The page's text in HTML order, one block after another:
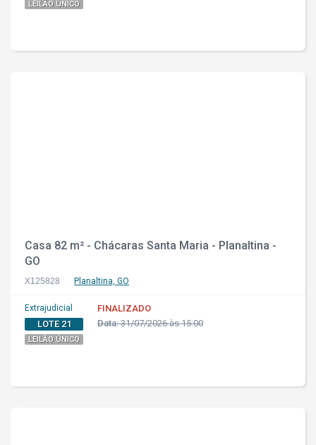
LEILÃO ÚNICO
Casa 82 m² - Chácaras Santa Maria - Planaltina -
GO
X125828 Planaltina, GO
Extrajudicial
LOTE 21
LEILÃO ÚNICO
FINALIZADO
Data:31/07/2026 às 15:00